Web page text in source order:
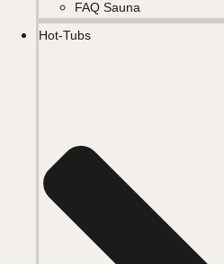
FAQ Sauna
Hot-Tubs